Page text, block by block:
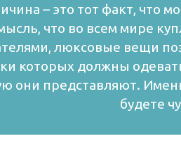
– это тот факт, что
что во всем мире
люксовые вещи
которых должны
они представляют.
будете